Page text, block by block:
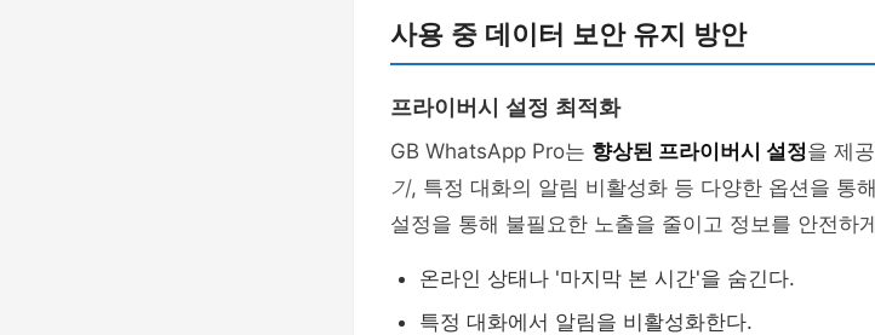
사용 중 데이터 보안 유지 방안
프라이버시 설정 최적화
GB WhatsApp Pro는 향상된 프라이버시 설정을 제
기, 특정 대화의 알림 비활성화 등 다양한 옵션을 통
설정을 통해 불필요한 노출을 줄이고 정보를 안전하
온라인 상태나 '마지막 본 시간'을 숨긴다.
특정 대화에서 알림을 비활성화한다.